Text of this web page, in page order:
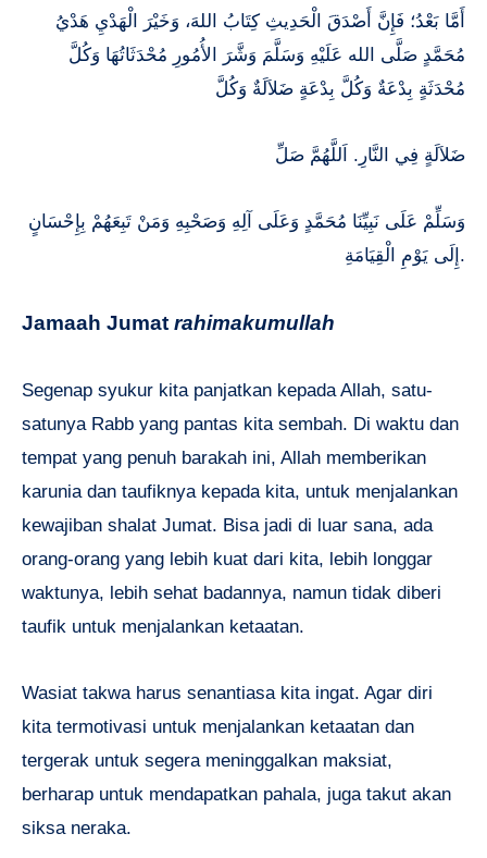
أَمَّا بَعْدُ؛ فَإِنَّ أَصْدَقَ الْحَدِيثِ كِتَابُ اللهَ، وَخَيْرَ الْهَدْيِ هَدْيُ
مُحَمَّدٍ صَلَّى الله عَلَيْهِ وَسَلَّمَ وَشَّرَ الأُمُورِ مُحْدَثَاتُهَا وَكُلَّ
مُحْدَثَةٍ بِدْعَةٌ وَكُلَّ بِدْعَةٍ ضَلاَلَةٌ وَكُلَّ
ضَلاَلَةٍ فِي النَّارِ. اَللَّهُمَّ صَلِّ
وَسَلِّمْ عَلَى نَبِيِّنَا مُحَمَّدٍ وَعَلَى آلِهِ وَصَحْبِهِ وَمَنْ تَبِعَهُمْ بِإِحْسَانٍ
إِلَى يَوْمِ الْقِيَامَةِ.
Jamaah Jumat rahimakumullah
Segenap syukur kita panjatkan kepada Allah, satu-
satunya Rabb yang pantas kita sembah. Di waktu dan
tempat yang penuh barakah ini, Allah memberikan
karunia dan taufiknya kepada kita, untuk menjalankan
kewajiban shalat Jumat. Bisa jadi di luar sana, ada
orang-orang yang lebih kuat dari kita, lebih longgar
waktunya, lebih sehat badannya, namun tidak diberi
taufik untuk menjalankan ketaatan.
Wasiat takwa harus senantiasa kita ingat. Agar diri
kita termotivasi untuk menjalankan ketaatan dan
tergerak untuk segera meninggalkan maksiat,
berharap untuk mendapatkan pahala, juga takut akan
siksa neraka.